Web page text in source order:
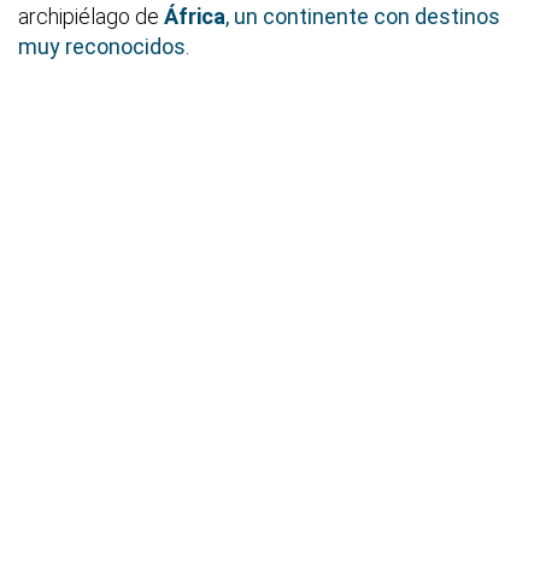
archipiélago de África, un continente con destinos
muy reconocidos